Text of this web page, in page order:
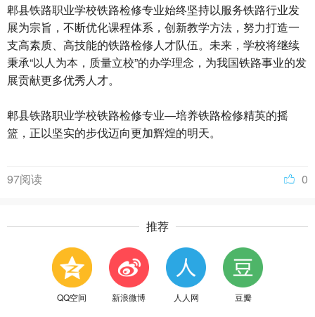
郫县铁路职业学校铁路检修专业始终坚持以服务铁路行业发
展为宗旨，不断优化课程体系，创新教学方法，努力打造一
支高素质、高技能的铁路检修人才队伍。未来，学校将继续
秉承“以人为本，质量立校”的办学理念，为我国铁路事业的发
展贡献更多优秀人才。
郫县铁路职业学校铁路检修专业—培养铁路检修精英的摇
篮，正以坚实的步伐迈向更加辉煌的明天。
0
97阅读
推荐
QQ空间 新浪微博 人人网 豆瓣